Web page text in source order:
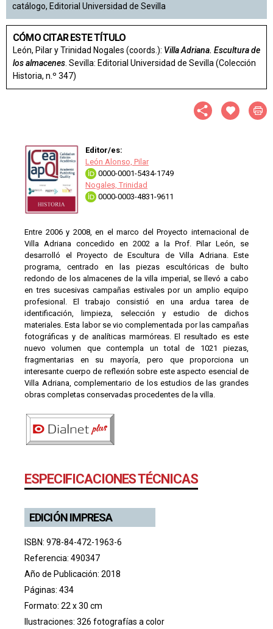
catálogo, Editorial Universidad de Sevilla
CÓMO CITAR ESTE TÍTULO
León, Pilar y Trinidad Nogales (coords.): Villa Adriana. Escultura de
los almacenes . Sevilla: Editorial Universidad de Sevilla (Colección
Historia, n.º 347)
Editor/es:
León Alonso, Pilar
0000-0001-5434-1749
Nogales, Trinidad
0000-0003-4831-9611
Entre 2006 y 2008, en el marco del Proyecto internacional de
Villa Adriana concedido en 2002 a la Prof. Pilar León, se
desarrolló el Proyecto de Escultura de Villa Adriana. Este
programa, centrado en las piezas escultóricas de bulto
redondo de los almacenes de la villa imperial, se llevó a cabo
en tres sucesivas campañas estivales por un amplio equipo
profesional. El trabajo consistió en una ardua tarea de
identificación, limpieza, selección y estudio de dichos
materiales. Esta labor se vio complementada por las campañas
fotográficas y de analíticas marmóreas. El resultado es este
nuevo volumen que contempla un total de 1021 piezas,
fragmentarias en su mayoría, pero que proporciona un
interesante cuerpo de reflexión sobre este aspecto esencial de
Villa Adriana, complementario de los estudios de las grandes
obras completas conservadas procedentes de la villa.
ESPECIFICACIONES TÉCNICAS
EDICIÓN IMPRESA
ISBN: 978-84-472-1963-6
Referencia: 490347
Año de Publicación: 2018
Páginas: 434
Formato: 22 x 30 cm
Ilustraciones: 326 fotografías a color